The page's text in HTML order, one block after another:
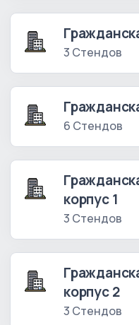
3 Стендов
6 Стендов
корпус 1
3 Стендов
корпус 2
3 Стендов